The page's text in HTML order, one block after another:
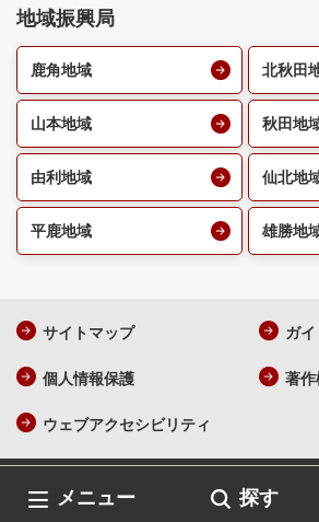
メニュー 探す
地域振興局
鹿角地域 北秋田
山本地域 秋田地
由利地域 仙北地
平鹿地域 雄勝地
サイトマップ ガ
個人情報保護 著作
ウェブアクセシビリティ
AKITA Prefecture All Rights Reserved.
各
の無断転載を禁じます